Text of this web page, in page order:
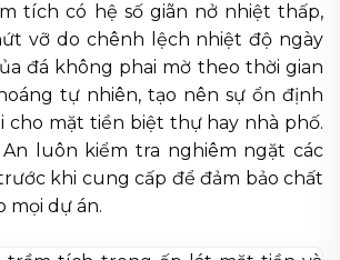
tích có hệ số giãn nở nhiệt thấp,
vỡ do chênh lệch nhiệt độ ngày
đá không phai mờ theo thời gian
tự nhiên, tạo nên sự ổn định
cho mặt tiền biệt thự hay nhà phố.
luôn kiểm tra nghiêm ngặt các
khi cung cấp để đảm bảo chất
mọi dự án.